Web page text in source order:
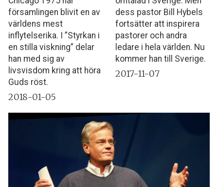
församlingen blivit en av
världens mest
inflytelserika. I ”Styrkan i
en stilla viskning” delar
han med sig av
livsvisdom kring att höra
Guds röst.
2018-01-05
dess pastor Bill Hybels
fortsätter att inspirera
pastorer och andra
ledare i hela världen. Nu
kommer han till Sverige.
2017-11-07